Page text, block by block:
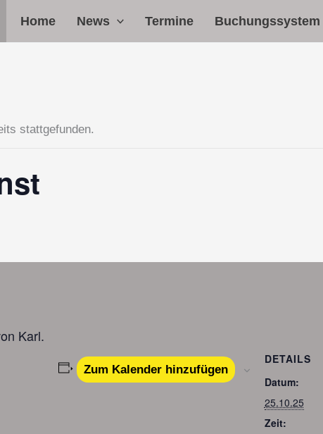
Home News Termine Buchungssystem
stattgefunden.
Karl.
Zum Kalender hinzufügen
DETAILS
Datum:
25.10.25
Zeit: